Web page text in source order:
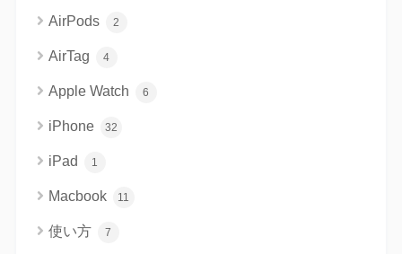
AirPods 2
AirTag 4
Apple Watch 6
iPhone 32
iPad 1
Macbook 11
使い方 7